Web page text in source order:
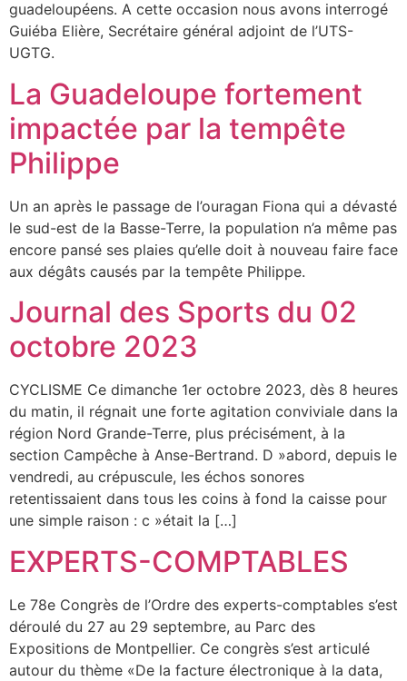
guadeloupéens. A cette occasion nous avons interrogé
Guiéba Elière, Secrétaire général adjoint de l’UTS-
UGTG.
La Guadeloupe fortement
impactée par la tempête
Philippe
Un an après le passage de l’ouragan Fiona qui a dévasté
le sud-est de la Basse-Terre, la population n’a même pas
encore pansé ses plaies qu’elle doit à nouveau faire face
aux dégâts causés par la tempête Philippe.
Journal des Sports du 02
octobre 2023
CYCLISME Ce dimanche 1er octobre 2023, dès 8 heures
du matin, il régnait une forte agitation conviviale dans la
région Nord Grande-Terre, plus précisément, à la
section Campêche à Anse-Bertrand. D »abord, depuis le
vendredi, au crépuscule, les échos sonores
retentissaient dans tous les coins à fond la caisse pour
une simple raison : c »était la […]
EXPERTS-COMPTABLES
Le 78e Congrès de l’Ordre des experts-comptables s’est
déroulé du 27 au 29 septembre, au Parc des
Expositions de Montpellier. Ce congrès s’est articulé
autour du thème «De la facture électronique à la data,